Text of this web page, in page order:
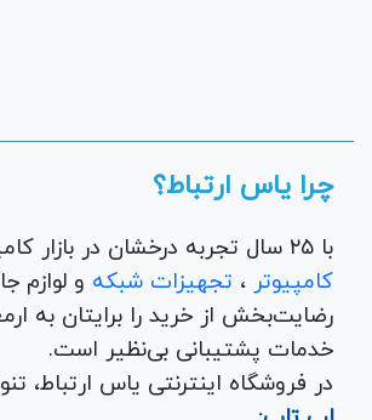
چرا یاس ارتباط؟
با ۲۵ سال تجربه درخشان در بازار کامپیوتر تهران، یاس ارتباط به عنوان یک فروشگاه اینترنتی کالای دیجیتال،
کامپیوتر ، تجهیزات شبکه
رضایت‌بخش از خرید را برایتان به
خدمات پشتیبانی بی‌نظیر است.
در فروشگاه اینترنتی یاس ارتباط،